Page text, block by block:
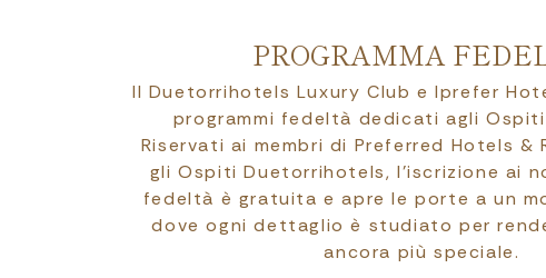
PROGRAMMA
Il Duetorrihotels Luxury Club e Iprefer
programmi fedeltà dedicati agli
Riservati ai membri di Preferred Hotels
gli Ospiti Duetorrihotels, l’iscrizione ai
fedeltà è gratuita e apre le porte a un
dove ogni dettaglio è studiato per
ancora più speciale.